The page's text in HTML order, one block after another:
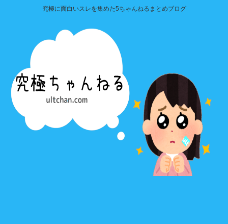
究極に面白いスレを集めた5ちゃんねるまとめブログ